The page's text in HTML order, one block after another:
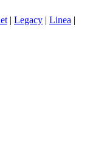
| Legacy | Linea |